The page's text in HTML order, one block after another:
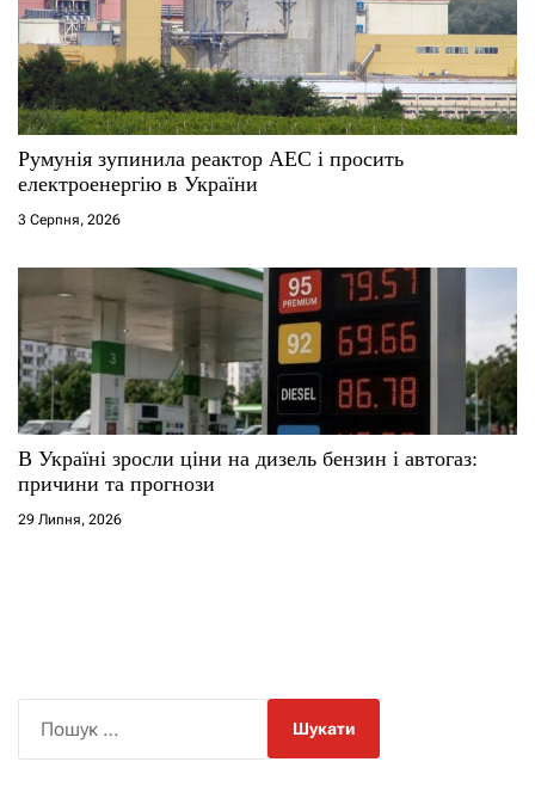
Румунія зупинила реактор АЕС і просить
електроенергію в України
3 Серпня, 2026
В Україні зросли ціни на дизель бензин і автогаз:
причини та прогнози
29 Липня, 2026